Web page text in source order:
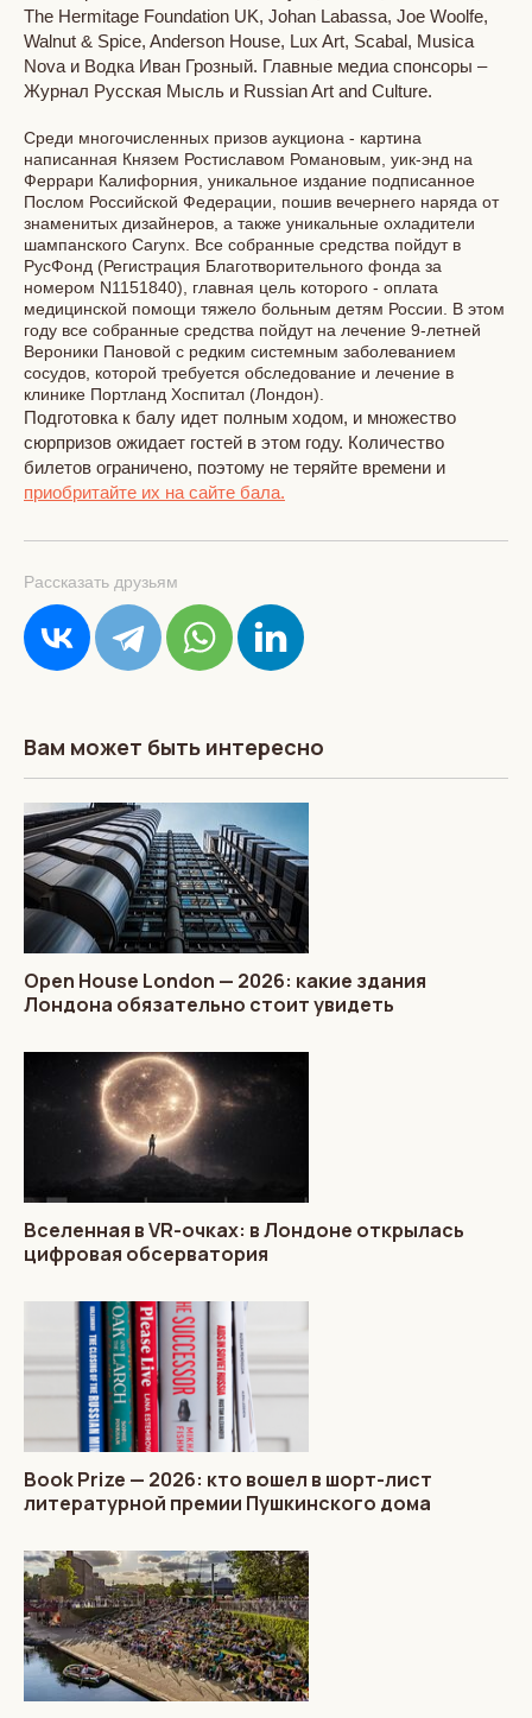
The Hermitage Foundation UK, Johan Labassa, Joe Woolfe,
Walnut & Spice, Anderson House, Lux Art, Scabal, Musica
Nova и Водка Иван Грозный. Главныe медиа спонсоры –
Журнал Русская Мысль и Russian Art and Culture.
Среди многочисленных призов аукциона - картина
написанная Князем Ростиславом Романовым, уик-энд на
Феррари Калифорния, уникальное издание подписанное
Послом Российской Федерации, пошив вечернего наряда от
знаменитых дизайнеров, а также уникальные охладители
шампанского Carynx. Все собранные средства пойдут в
РусФонд (Регистрация Благотворительного фонда за
номером N1151840), главная цель которого - оплата
медицинской помощи тяжело больным детям России. В этом
году все собранные средства пойдут на лечение 9-летней
Вероники Пановой c редким системным заболеванием
сосудов, которой требуется обследование и лечение в
клинике Портланд Хоспитал (Лондон).
Подготовка к балу идет полным ходом, и множество
сюрпризов ожидает гостей в этом году. Количество
билетов ограничено, поэтому не теряйте времени и
приобритайте их на сайте бала.
Рассказать друзьям
Вам может быть интересно
Open House London — 2026: какие здания
Лондона обязательно стоит увидеть
Вселенная в VR-очках: в Лондоне открылась
цифровая обсерватория
Book Prize — 2026: кто вошел в шорт-лист
литературной премии Пушкинского дома